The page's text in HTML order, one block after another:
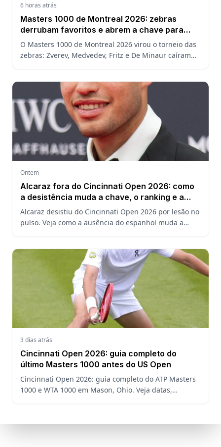
6 horas atrás
Masters 1000 de Montreal 2026: zebras
derrubam favoritos e abrem a chave para
João Fonseca
O Masters 1000 de Montreal 2026 virou o torneio das
zebras: Zverev, Medvedev, Fritz e De Minaur caíram
Ontem
Alcaraz fora do Cincinnati Open 2026: como
a desistência muda a chave, o ranking e a
defesa do US Open
Alcaraz desistiu do Cincinnati Open 2026 por lesão no
pulso. Veja como a ausência do espanhol muda a
3 dias atrás
Cincinnati Open 2026: guia completo do
último Masters 1000 antes do US Open
Cincinnati Open 2026: guia completo do ATP Masters
1000 e WTA 1000 em Mason, Ohio. Veja datas,